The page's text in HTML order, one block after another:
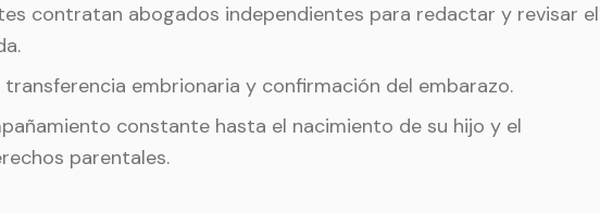
contratan abogados independientes para redactar y revisar el
transferencia embrionaria y confirmación del embarazo.
constante hasta el nacimiento de su hijo y el
parentales.